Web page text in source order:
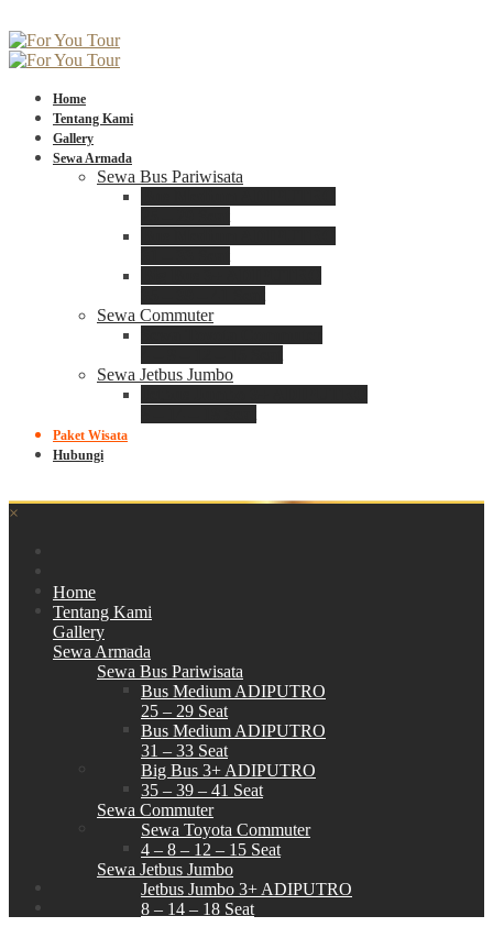
Home
Tentang Kami
Gallery
Sewa Armada
Sewa Bus Pariwisata
Sewa Commuter
Sewa Jetbus Jumbo
Paket Wisata
Hubungi
×
Home
Tentang Kami
Gallery
Sewa Armada
Sewa Bus Pariwisata
Bus Medium ADIPUTRO
25 – 29 Seat
Bus Medium ADIPUTRO
31 – 33 Seat
Big Bus 3+ ADIPUTRO
35 – 39 – 41 Seat
Sewa Commuter
Sewa Toyota Commuter
4 – 8 – 12 – 15 Seat
Sewa Jetbus Jumbo
Jetbus Jumbo 3+ ADIPUTRO
8 – 14 – 18 Seat